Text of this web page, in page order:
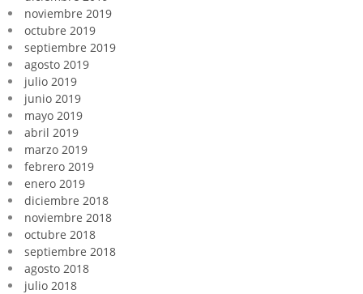
noviembre 2019
octubre 2019
septiembre 2019
agosto 2019
julio 2019
junio 2019
mayo 2019
abril 2019
marzo 2019
febrero 2019
enero 2019
diciembre 2018
noviembre 2018
octubre 2018
septiembre 2018
agosto 2018
julio 2018